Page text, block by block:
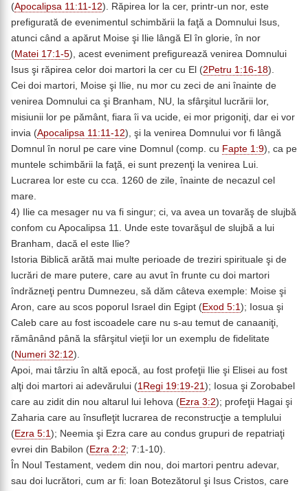
(Apocalipsa 11:11-12). Răpirea lor la cer, printr-un nor, este
prefigurată de evenimentul schimbării la faţă a Domnului Isus,
atunci când a apărut Moise şi Ilie lângă El în glorie, în nor
(Matei 17:1-5), acest eveniment prefigurează venirea Domnului
Isus şi răpirea celor doi martori la cer cu El (2Petru 1:16-18).
Cei doi martori, Moise şi Ilie, nu mor cu zeci de ani înainte de
venirea Domnului ca şi Branham, NU, la sfârşitul lucrării lor,
misiunii lor pe pământ, fiara îi va ucide, ei mor prigoniţi, dar ei vor
invia (Apocalipsa 11:11-12), şi la venirea Domnului vor fi lângă
Domnul în norul pe care vine Domnul (comp. cu Fapte 1:9), ca pe
muntele schimbării la faţă, ei sunt prezenţi la venirea Lui.
Lucrarea lor este cu cca. 1260 de zile, înainte de necazul cel
mare.
4) Ilie ca mesager nu va fi singur; ci, va avea un tovarăş de slujbă
confom cu Apocalipsa 11. Unde este tovarăşul de slujbă a lui
Branham, dacă el este Ilie?
Istoria Biblică arătă mai multe perioade de treziri spirituale şi de
lucrări de mare putere, care au avut în frunte cu doi martori
îndrăzneţi pentru Dumnezeu, să dăm câteva exemple: Moise şi
Aron, care au scos poporul Israel din Egipt (Exod 5:1); Iosua şi
Caleb care au fost iscoadele care nu s-au temut de canaaniţi,
rămânând până la sfârşitul vieţii lor un exemplu de fidelitate
(Numeri 32:12).
Apoi, mai târziu în altă epocă, au fost profeţii Ilie şi Elisei au fost
alţi doi martori ai adevărului (1Regi 19:19-21); Iosua şi Zorobabel
care au zidit din nou altarul lui Iehova (Ezra 3:2); profeţii Hagai şi
Zaharia care au însufleţit lucrarea de reconstrucţie a templului
(Ezra 5:1); Neemia şi Ezra care au condus grupuri de repatriaţi
evrei din Babilon (Ezra 2:2; 7:1-10).
În Noul Testament, vedem din nou, doi martori pentru adevar,
sau doi lucrători, cum ar fi: Ioan Botezătorul şi Isus Cristos, care